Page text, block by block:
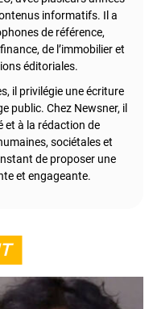
informatifs. Il a
de référence,
de l’immobilier et
éditoriales.
il privilégie une écriture
public. Chez Newsner, il
et à la rédaction de
sociétales et
de proposer une
et engageante.